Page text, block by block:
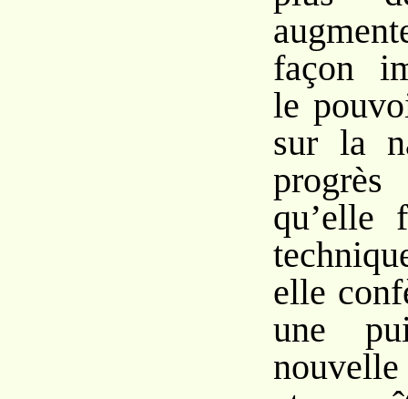
façon
le
sur la
elle
une